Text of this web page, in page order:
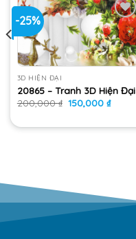
-25%
Add
to
wishlist
3D HIỆN ĐẠI
20865 – Tranh 3D Hiện Đại
200,000₫ Giá
gốc
200,000 ₫.
150,000 ₫Giá
là: